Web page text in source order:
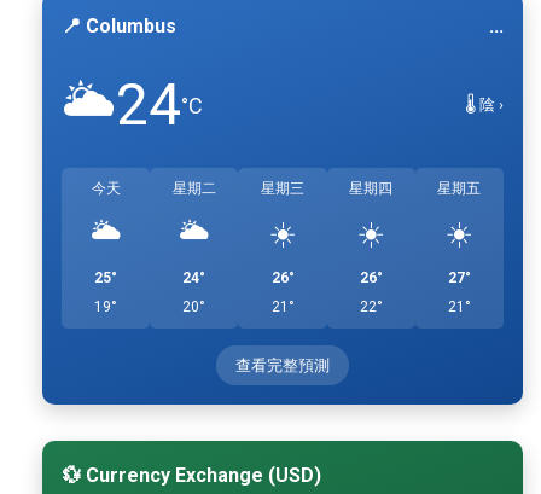
📍 Columbus ...
🌥️24°C 🌡️ 陰 ›
今天
🌥️
25°
19°
星期二
🌥️
24°
20°
星期三
☀️
26°
21°
星期四
☀️
26°
22°
星期五
☀️
27°
21°
查看完整預測
💱 Currency Exchange (USD)